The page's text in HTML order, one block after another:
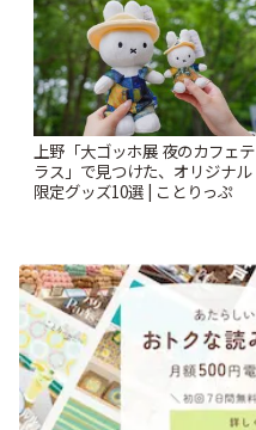
上野「大ゴッホ展 夜のカフェテ
ラス」で見つけた、オリジナル
限定グッズ10選 | ことりっぷ